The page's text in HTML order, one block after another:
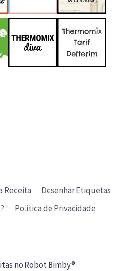
Receita
Desenhar Etiquetas
Politica de Privacidade
no Robot Bimby®